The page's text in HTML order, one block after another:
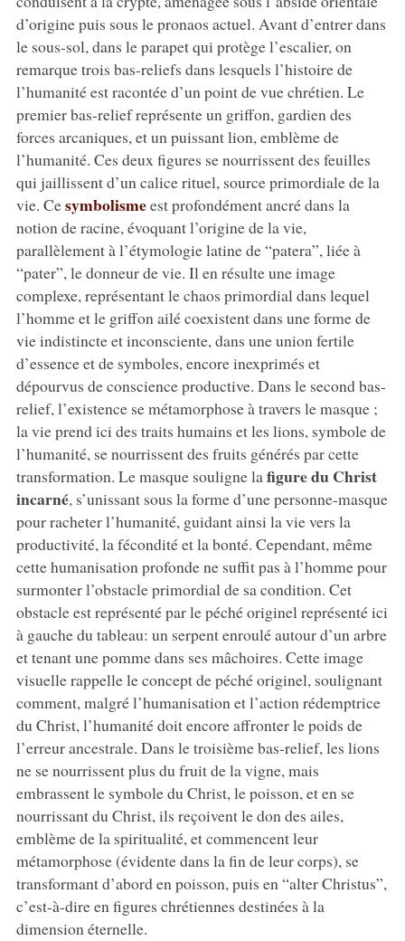
d’origine puis sous le pronaos actuel. Avant d’entrer dans
le sous-sol, dans le parapet qui protège l’escalier, on
remarque trois bas-reliefs dans lesquels l’histoire de
l’humanité est racontée d’un point de vue chrétien. Le
premier bas-relief représente un griffon, gardien des
forces arcaniques, et un puissant lion, emblème de
l’humanité. Ces deux figures se nourrissent des feuilles
qui jaillissent d’un calice rituel, source primordiale de la
vie. Cesymbolismeest profondément ancré dans la
notion de racine, évoquant l’origine de la vie,
parallèlement à l’étymologie latine de “patera”, liée à
“pater”, le donneur de vie. Il en résulte une image
complexe, représentant le chaos primordial dans lequel
l’homme et le griffon ailé coexistent dans une forme de
vie indistincte et inconsciente, dans une union fertile
d’essence et de symboles, encore inexprimés et
dépourvus de conscience productive. Dans le second bas-
relief, l’existence se métamorphose à travers le masque ;
la vie prend ici des traits humains et les lions, symbole de
l’humanité, se nourrissent des fruits générés par cette
transformation. Le masque souligne lafigure du Christ
incarné, s’unissant sous la forme d’une personne-masque
pour racheter l’humanité, guidant ainsi la vie vers la
productivité, la fécondité et la bonté. Cependant, même
cette humanisation profonde ne suffit pas à l’homme pour
surmonter l’obstacle primordial de sa condition. Cet
obstacle est représenté par le péché originel représenté ici
à gauche du tableau: un serpent enroulé autour d’un arbre
et tenant une pomme dans ses mâchoires. Cette image
visuelle rappelle le concept de péché originel, soulignant
comment, malgré l’humanisation et l’action rédemptrice
du Christ, l’humanité doit encore affronter le poids de
l’erreur ancestrale. Dans le troisième bas-relief, les lions
ne se nourrissent plus du fruit de la vigne, mais
embrassent le symbole du Christ, le poisson, et en se
nourrissant du Christ, ils reçoivent le don des ailes,
emblème de la spiritualité, et commencent leur
métamorphose (évidente dans la fin de leur corps), se
transformant d’abord en poisson, puis en “alter Christus”,
c’est-à-dire en figures chrétiennes destinées à la
dimension éternelle.